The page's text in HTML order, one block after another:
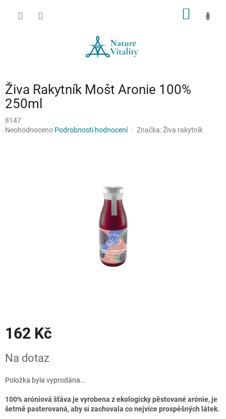
Živa Rakytník Mošt Aronie 100%
250ml
8147
Průměrné
Neohodnoceno Podrobnosti hodnocení Značka:Živa rakytník
162 Kč
cena:
Na dotaz
Položka byla vyprodána…
100% aróniová šťáva je vyrobena z ekologicky pěstované arónie, je
šetrně pasterovaná, aby si zachovala co nejvíce prospěšných látek.